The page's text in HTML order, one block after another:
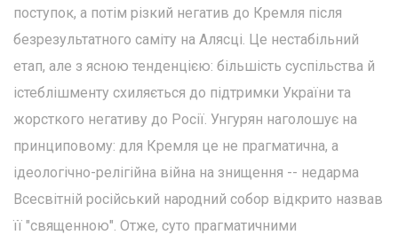
поступок, а потім різкий негатив до Кремля після
безрезультатного саміту на Алясці. Це нестабільний
етап, але з ясною тенденцією: більшість суспільства й
істеблішменту схиляється до підтримки України та
жорсткого негативу до Росії. Унгурян наголошує на
принциповому: для Кремля це не прагматична, а
ідеологічно-релігійна війна на знищення -- недарма
Всесвітній російський народний собор відкрито назвав
її "священною". Отже, суто прагматичними